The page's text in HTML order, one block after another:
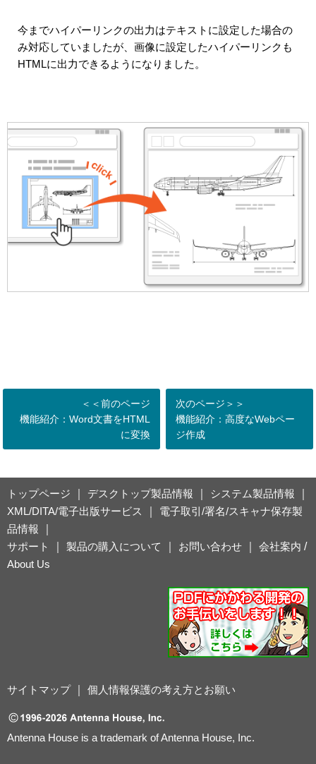
今までハイパーリンクの出力はテキストに設定した場合の
み対応していましたが、画像に設定したハイパーリンクも
HTMLに出力できるようになりました。
＜＜前のページ
機能紹介：Word文書をHTML
に変換
次のページ＞＞
機能紹介：高度なWebペー
ジ作成
トップページ デスクトップ製品情報 システム製品情報
XML/DITA/電子出版サービス
電子取引/署名/スキャナ保存製
品情報
サポート
製品の購入について お問い合わせ 会社案内 /
About Us
サイトマップ｜ 個人情報保護の考え方とお願い
Antenna House is a trademark of Antenna House, Inc.